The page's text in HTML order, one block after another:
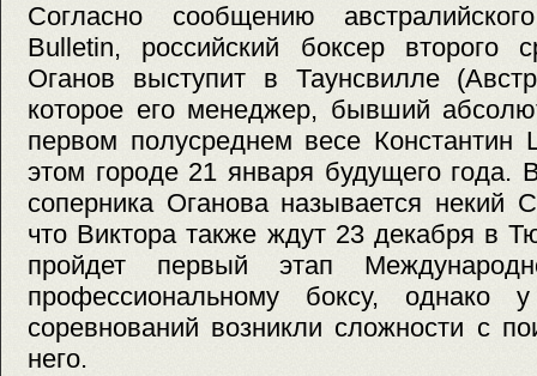
Согласно сообщению
Bulletin, российский боксер второго
Оганов выступит в Таунсвилле
которое его менеджер, бывший
первом полусреднем весе Константин
этом городе 21 января будущего года.
соперника Оганова называется некий
что Виктора также ждут 23 декабря в
пройдет первый этап
профессиональному боксу, однако у
соревнований возникли сложности с
него.